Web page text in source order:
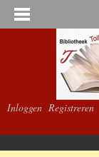
Inloggen Registreren